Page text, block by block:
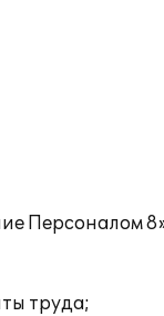
Персоналом
труда;